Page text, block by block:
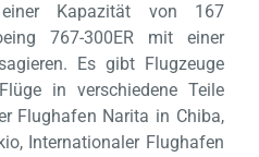
Kapazität von 167
767-300ER mit einer
Es gibt Flugzeuge
in verschiedene Teile
Flughafen Narita in Chiba,
Internationaler Flughafen